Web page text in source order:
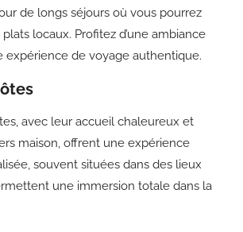
de longs séjours où vous pourrez
locaux. Profitez d’une ambiance
expérience de voyage authentique.
avec leur accueil chaleureux et
maison, offrent une expérience
souvent situées dans des lieux
une immersion totale dans la